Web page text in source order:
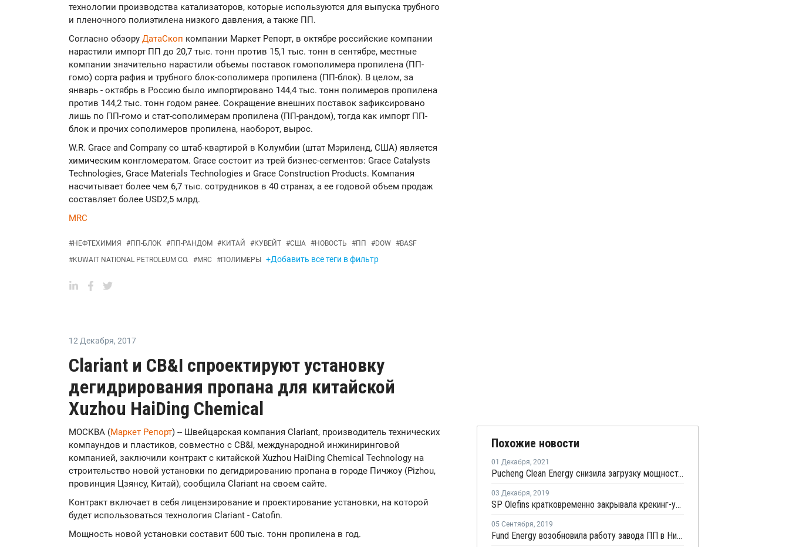
технологии производства катализаторов, которые используются для выпуска трубного
и пленочного полиэтилена низкого давления, а также ПП.
Согласно обзору ДатаСкоп компании Маркет Репорт, в октябре российские компании
нарастили импорт ПП до 20,7 тыс. тонн против 15,1 тыс. тонн в сентябре, местные
компании значительно нарастили объемы поставок гомополимера пропилена (ПП-
гомо) сорта рафия и трубного блок-сополимера пропилена (ПП-блок). В целом, за
январь - октябрь в Россию было импортировано 144,4 тыс. тонн полимеров пропилена
против 144,2 тыс. тонн годом ранее. Сокращение внешних поставок зафиксировано
лишь по ПП-гомо и стат-сополимерам пропилена (ПП-рандом), тогда как импорт ПП-
блок и прочих сополимеров пропилена, наоборот, вырос.
W.R. Grace and Company со штаб-квартирой в Колумбии (штат Мэриленд, США) является
химическим конгломератом. Grace состоит из трей бизнес-сегментов: Grace Catalysts
Technologies, Grace Materials Technologies и Grace Construction Products. Компания
насчитывает более чем 6,7 тыс. сотрудников в 40 странах, а ее годовой объем продаж
составляет более USD2,5 млрд.
MRC
#НЕФТЕХИМИЯ #ПП-БЛОК #ПП-РАНДОМ #КИТАЙ #КУВЕЙТ #США #НОВОСТЬ #ПП #DOW #BASF
#KUWAIT NATIONAL PETROLEUM CO. #MRC #ПОЛИМЕРЫ +Добавить все теги в фильтр
12 Декабря, 2017
Clariant и CB&I спроектируют установку
дегидрирования пропана для китайской
Xuzhou HaiDing Chemical
МОСКВА (Маркет Репорт) -- Швейцарская компания Clariant, производитель технических
компаундов и пластиков, совместно с CB&I, международной инжиниринговой
компанией, заключили контракт с китайской Xuzhou HaiDing Chemical Technology на
строительство новой установки по дегидрированию пропана в городе Пичжоу (Pizhou,
провинция Цзянсу, Китай), сообщила Clariant на своем сайте.
Контракт включает в себя лицензирование и проектирование установки, на которой
будет использоваться технология Clariant - Catofin.
Мощность новой установки составит 600 тыс. тонн пропилена в год.
Похожие новости
01 Декабря, 2021
Pucheng Clean Energy снизила загрузку мощностей на заводе ЛПНП в Китае до 80%
03 Декабря, 2019
SP Olefins кратковременно закрывала крекинг-установку в Китае из-за технических проблем
05 Сентября, 2019
Fund Energy возобновила работу завода ПП в Нинбо